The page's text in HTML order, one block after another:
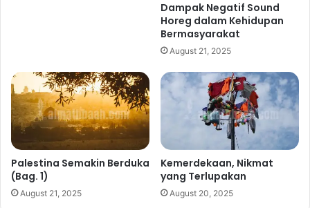
Dampak Negatif Sound
Horeg dalam Kehidupan
Bermasyarakat
August 21, 2025
Palestina Semakin Berduka
(Bag. 1)
August 21, 2025
Kemerdekaan, Nikmat
yang Terlupakan
August 20, 2025